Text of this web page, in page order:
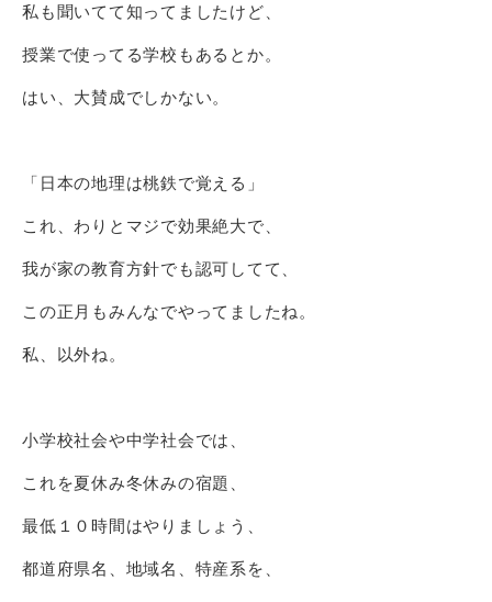
私も聞いてて知ってましたけど、
授業で使ってる学校もあるとか。
はい、大賛成でしかない。
「日本の地理は桃鉄で覚える」
これ、わりとマジで効果絶大で、
我が家の教育方針でも認可してて、
この正月もみんなでやってましたね。
私、以外ね。
小学校社会や中学社会では、
これを夏休み冬休みの宿題、
最低１０時間はやりましょう、
都道府県名、地域名、特産系を、